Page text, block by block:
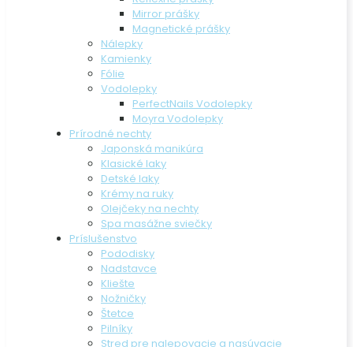
Mirror prášky
Magnetické prášky
Nálepky
Kamienky
Fólie
Vodolepky
PerfectNails Vodolepky
Moyra Vodolepky
Prírodné nechty
Japonská manikúra
Klasické laky
Detské laky
Krémy na ruky
Olejčeky na nechty
Spa masážne sviečky
Príslušenstvo
Pododisky
Nadstavce
Kliešte
Nožničky
Štetce
Pilníky
Stred pre nalepovacie a nasúvacie